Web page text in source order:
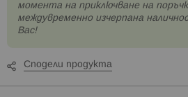
момента на приключване на
междувременно изчерпана
Вас!
Сподели продукта